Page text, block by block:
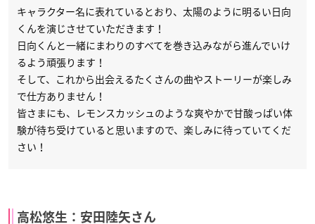
キャラクター名に表れているとおり、太陽のように明るい日向
くんを演じさせていただきます！
日向くんと一緒にまわりのすべてを巻き込みながら進んでいけ
るよう頑張ります！
そして、これから出会えるたくさんの曲やストーリーが楽しみ
で仕方ありません！
皆さまにも、レモンスカッシュのような爽やかで甘酸っぱい体
験が待ち受けていると思いますので、楽しみに待っていてくだ
さい！
高松悠生：安田陸矢さん